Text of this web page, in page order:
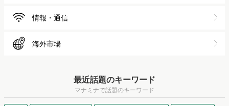
情報・通信
海外市場
最近話題のキーワード
マナミナで話題のキーワード